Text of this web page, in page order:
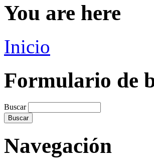
You are here
Inicio
Formulario de
Buscar
Navegación